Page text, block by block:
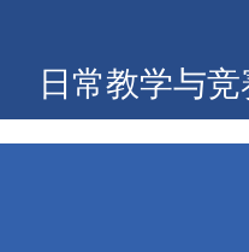
日常教学与